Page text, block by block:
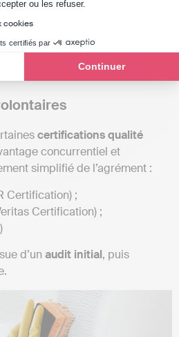
ou les refuser.
cookies
certifiés par
Continuer
un renouvellement doit
avant l’échéance
certifications qualité
concurrentiel et
simplifié de l’agrément :
Certification) ;
Certification) ;
d’un audit initial, puis